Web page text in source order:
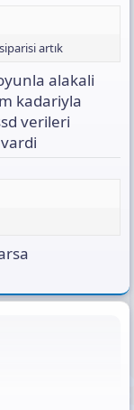
artık
alakali
kadariyla
verileri